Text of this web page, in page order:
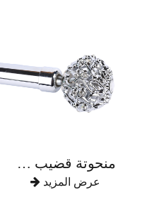
منحوتة قضيب ستارة سبائك الزنك
عرض المزيد